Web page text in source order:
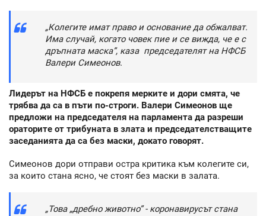
„Колегите имат право и основание да обжалват.
Има случай, когато човек пие и се вижда, че е с
дръпната маска”, каза председателят на НФСБ
Валери Симеонов.
Лидерът на НФСБ е покрепя мерките и дори смята, че
трябва да са в пъти по-строги. Валери Симеонов ще
предложи на председателя на парламента да разреши
ораторите от трибуната в злата и председателстващите
заседанията да са без маски, докато говорят.
Симеонов дори отправи остра критика към колегите си,
за които стана ясно, че стоят без маски в залата.
„Това „дребно животно” - коронавирусът стана